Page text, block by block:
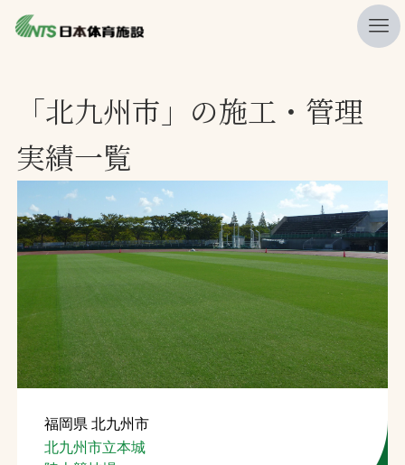
ニュース
プレスリリース
レポート
製品・サービス一覧
施工・管理実績一覧
会社概要
採用情報
検索
お問合せ
「北九州市」の施工・管理
実績一覧
福岡県 北九州市
北九州市立本城